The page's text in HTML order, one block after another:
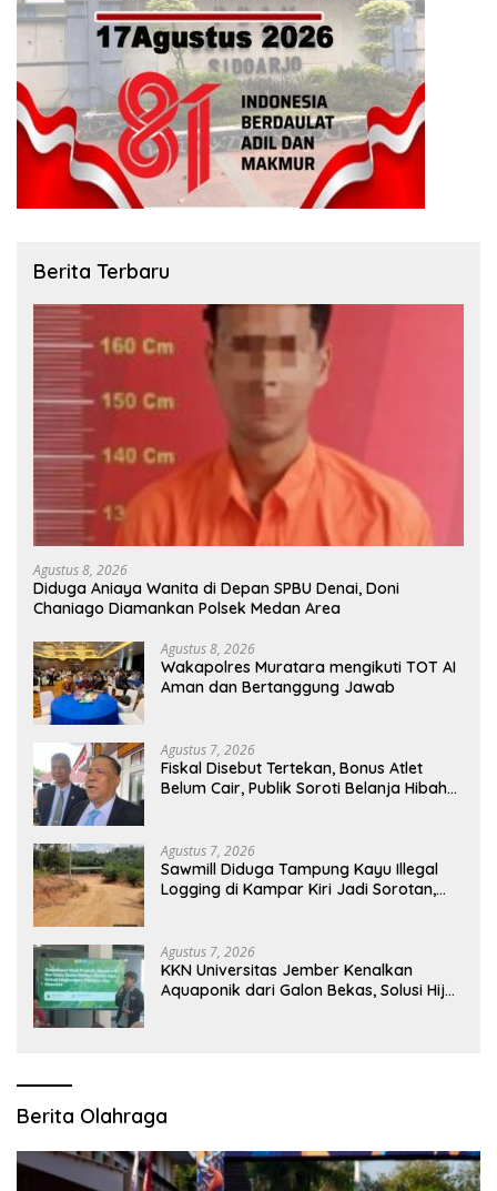
Berita Terbaru
Agustus 8, 2026
Diduga Aniaya Wanita di Depan SPBU Denai, Doni
Chaniago Diamankan Polsek Medan Area
Agustus 8, 2026
Wakapolres Muratara mengikuti TOT AI
Aman dan Bertanggung Jawab
Agustus 7, 2026
Fiskal Disebut Tertekan, Bonus Atlet
Belum Cair, Publik Soroti Belanja Hibah
Agustus 7, 2026
Sawmill Diduga Tampung Kayu Illegal
Logging di Kampar Kiri Jadi Sorotan,
Agustus 7, 2026
KKN Universitas Jember Kenalkan
Aquaponik dari Galon Bekas, Solusi Hijau
Berita Olahraga